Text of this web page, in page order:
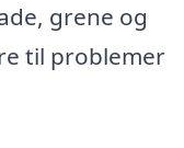
grene og
til problemer